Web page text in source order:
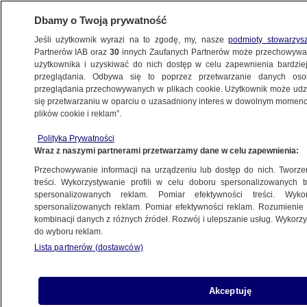
WARSZAWA
NAJNOWSZE
ratownik rozmawiał przez telefon
w dyżurce
5.10.2023, 12:43
Udostępnij
Dbamy o Twoją prywatność
Jeśli użytkownik wyrazi na to zgodę, my, naszepodmioty
Partnerów IAB oraz30 innych Zaufanych Partnerów może
użytkownika i uzyskiwać do nich dostęp w celu zapewnienia
przeglądania. Odbywa się to poprzez przetwarzanie danych
przeglądania przechowywanych w plikach cookie. Użytkownik może
się przetwarzaniu w oparciu o uzasadniony interes w dowolnym
plików cookie i reklam”.
Polityka Prywatności
Wraz z naszymi partnerami przetwarzamy dane w celu zapewnienia:
Przechowywanie informacji na urządzeniu lub dostęp do nich.
treści. Wykorzystywanie profili w celu doboru spersonalizowanych
spersonalizowanych reklam. Pomiar efektywności treści.
spersonalizowanych reklam. Pomiar efektywności reklam.
kombinacji danych z różnych źródeł. Rozwój i ulepszanie usług.
do wyboru reklam.
Lista partnerów (dostawców)
Akceptuję